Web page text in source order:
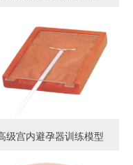
级宫内避孕器训练模型